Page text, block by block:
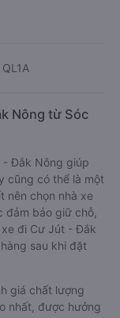
QL1A
Nông từ Sóc
- Đắk Nông giúp
cũng có thể là một
nên chọn nhà xe
đảm bảo giữ chỗ,
đi Cư Jút - Đắk
sau khi đặt
giá chất lượng
nhất, được hưởng